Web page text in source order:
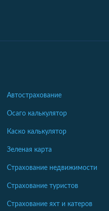
Автострахование
Осаго калькулятор
Каско калькулятор
Зеленая карта
Страхование недвижимости
Страхование туристов
Страхование яхт и катеров